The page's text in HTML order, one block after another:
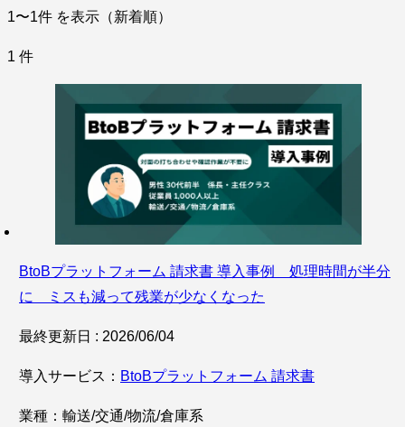
1〜1件 を表示（新着順）
1 件
BtoBプラットフォーム 請求書 導入事例 処理時間が半分
に ミスも減って残業が少なくなった
最終更新日 : 2026/06/04
導入サービス： BtoBプラットフォーム 請求書
業種：輸送/交通/物流/倉庫系